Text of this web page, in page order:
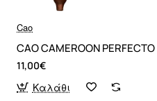
Cao
CAO CAMEROON PERFECTO
11,00€
Καλάθι